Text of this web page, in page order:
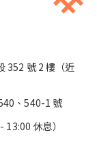
352 號 2 樓（近
、540-1 號
- 13:00 休息）